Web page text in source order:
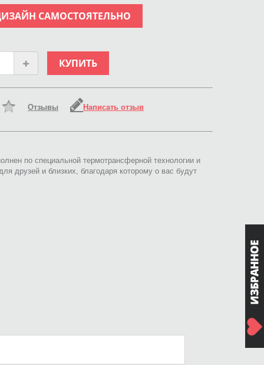
САМОСТОЯТЕЛЬНО
КУПИТЬ
Отзывы Написать отзыв
по специальной термотрансферной технологии и
друзей и близких, благодаря которому о вас будут